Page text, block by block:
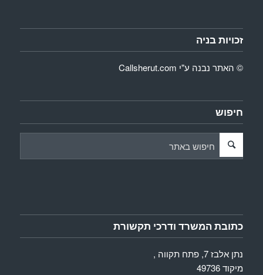
זכויות בניה
© האתר נבנה ע"י Callsherut.com
חיפוש
כתובת המשרד ודרכי תקשורת
נתן אלבז 7, פתח תקווה ,
מיקוד 49736